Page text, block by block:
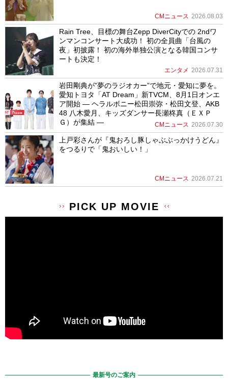
CMニュース 2026.08.03
Rain Tree、目標の舞台Zepp DiverCityでの 2ndワ
ンマンコンサート大成功！ 初の全員曲「台風の
夜」初披露！ 初の海外単独公演となる韓国コンサ
ートも決定！
エンタメ 2026.07.31
岩田剛典が”夢のラジオカー”で地元・愛知に夢を。
愛知トヨタ「AT Dream」新TVCM、8月1日オンエ
ア開始 ― ヘラルボニー松田崇弥・松田文登、AKB
48 八木愛月、キッズダンサー長瀬柊真（ＥＸＰ
Ｇ）が集結 ―
CMニュース 2026.07.30
上戸彩さんが『鬼おろし豚しゃぶぶっかけうどん』
をつるりで「鬼おいしい！」
CMニュース 2026.07.21
PICK UP MOVIE
最新号のご案内